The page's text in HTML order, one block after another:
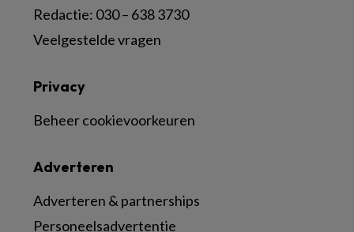
Redactie: 030 – 638 3730
Veelgestelde vragen
Adverteren
Adverteren & partnerships
Personeelsadvertentie
Privacy
Beheer cookievoorkeuren